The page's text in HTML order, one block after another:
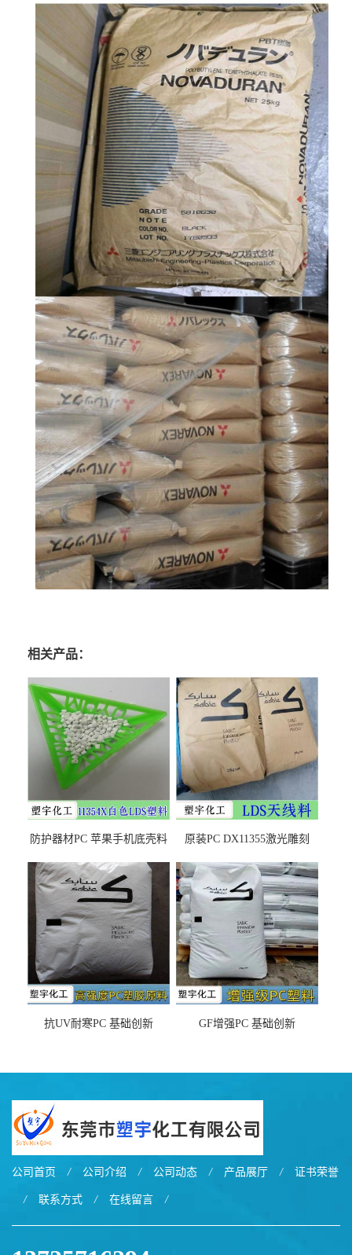
相关产品：
防护器材PC 苹果手机底壳料
之忧
原装PC DX11355激光雕刻
抗UV耐寒PC 基础创新
GF增强PC 基础创新
公司首页 / 公司介绍 / 公司动态 / 产品展厅 / 证书荣誉
/ 联系方式 / 在线留言 /